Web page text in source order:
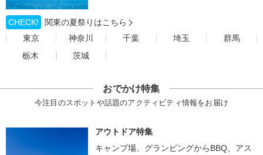
CHECK!
関東の夏祭りはこちら
東京
神奈川 千葉 埼玉
群馬
栃木
茨城
おでかけ特集
今注目のスポットや話題のアクティビティ情報をお届け
アウトドア特集
キャンプ場、グランピングからBBQ、アス